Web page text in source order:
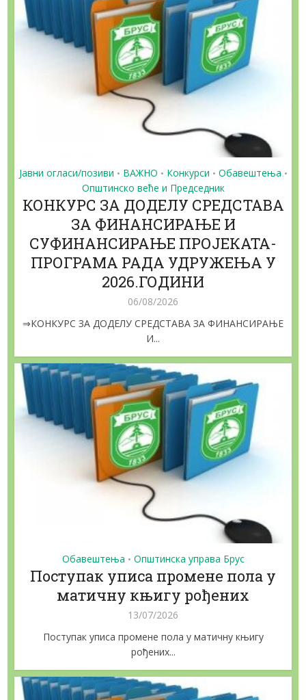
Јавни огласи/позиви • ВАЖНО • Конкурси • Обавештења •
Општинско веће и Председник
КОНКУРС ЗА ДОДЕЛУ СРЕДСТАВА
ЗА ФИНАНСИРАЊЕ И
СУФИНАНСИРАЊЕ ПРОЈЕКАТА-
ПРОГРАМА РАДА УДРУЖЕЊА У
2026.ГОДИНИ
06/08/2026
⇒КОНКУРС ЗА ДОДЕЛУ СРЕДСТАВА ЗА ФИНАНСИРАЊЕ
И...
Обавештења • Општинска управа Брус
Поступак уписа промене пола у
матичну књигу рођених
13/07/2026
Поступак уписа промене пола у матичну књигу
рођених...